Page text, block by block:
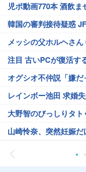
児ポ動画770本 酒飲ま
韓国の審判接待疑惑
メッシの父ホルヘさん
注目 古いPCが復活す
オグシオ不仲説「嫌だ
レインボー池田 求婚
大野智のびっしりタ
山崎怜奈、突然妊娠